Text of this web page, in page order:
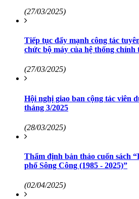
(27/03/2025)
Tiếp tục đẩy mạnh công tác
chức bộ máy của hệ thống chính
(27/03/2025)
Hội nghị giao ban cộng tác viên
tháng 3/2025
(28/03/2025)
Thẩm định bản thảo cuốn sách
phố Sông Công (1985 - 2025)”
(02/04/2025)